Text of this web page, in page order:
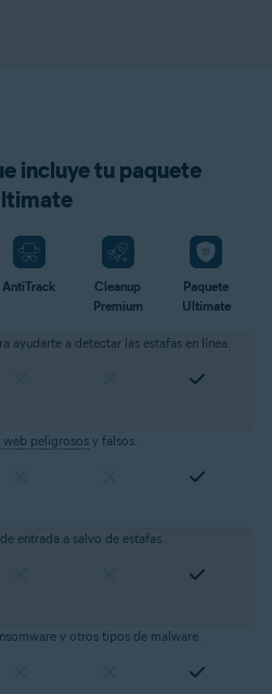
incluye tu paquete
AntiTrack
Cleanup
Premium
Paquete
Ultimate
ayudarte a detectar las estafas en línea.
web peligrososy falsos.
entrada a salvo de estafas.
y otros tipos de malware.